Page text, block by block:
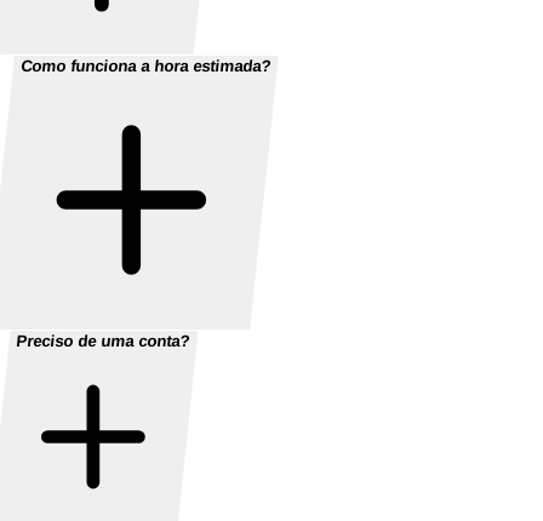
Como funciona a hora estimada?
Preciso de uma conta?